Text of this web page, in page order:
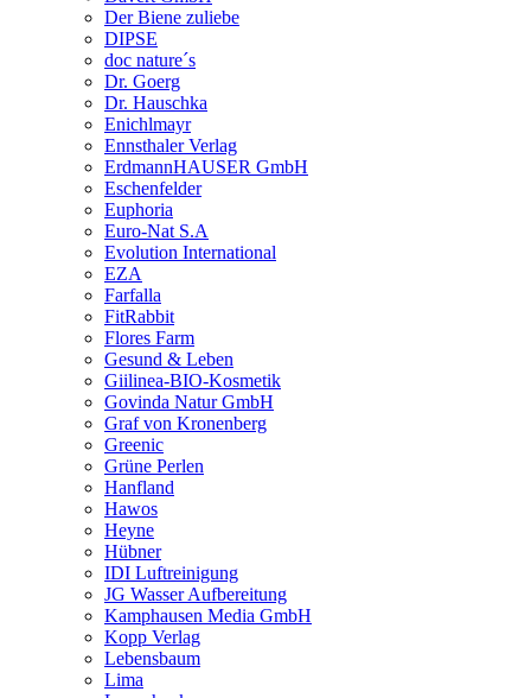
Der Biene zuliebe
DIPSE
doc nature´s
Dr. Goerg
Dr. Hauschka
Enichlmayr
Ennsthaler Verlag
ErdmannHAUSER GmbH
Eschenfelder
Euphoria
Euro-Nat S.A
Evolution International
EZA
Farfalla
FitRabbit
Flores Farm
Gesund & Leben
Giilinea-BIO-Kosmetik
Govinda Natur GmbH
Graf von Kronenberg
Greenic
Grüne Perlen
Hanfland
Hawos
Heyne
Hübner
IDI Luftreinigung
JG Wasser Aufbereitung
Kamphausen Media GmbH
Kopp Verlag
Lebensbaum
Lima